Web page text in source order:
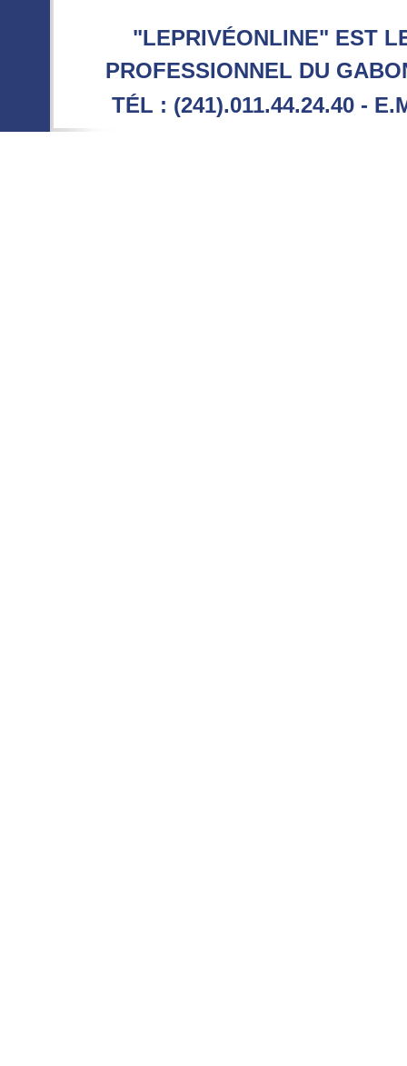
"LEPRIVÉONLINE" EST
PROFESSIONNEL DU
TÉL : (241).011.44.24.40 -